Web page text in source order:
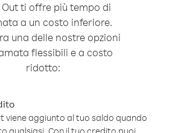
ti offre più tempo di
a un costo inferiore.
una delle nostre opzioni
flessibili e a costo
ridotto:
viene aggiunto al tuo saldo quando